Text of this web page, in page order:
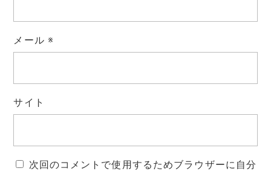
メール ※
サイト
次回のコメントで使用するためブラウザーに自分